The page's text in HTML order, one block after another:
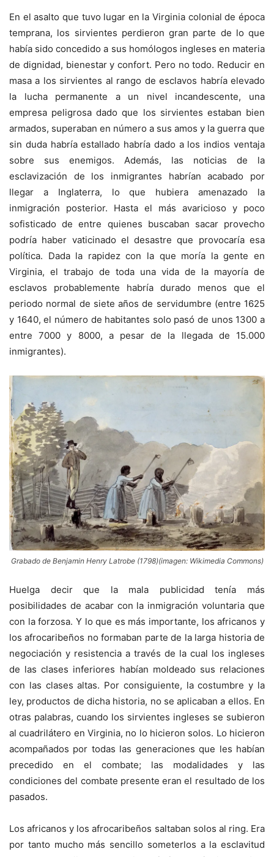
En el asalto que tuvo lugar en la Virginia colonial de época
temprana, los sirvientes perdieron gran parte de lo que
había sido concedido a sus homólogos ingleses en materia
de dignidad, bienestar y confort. Pero no todo. Reducir en
masa a los sirvientes al rango de esclavos habría elevado
la lucha permanente a un nivel incandescente, una
empresa peligrosa dado que los sirvientes estaban bien
armados, superaban en número a sus amos y la guerra que
sin duda habría estallado habría dado a los indios ventaja
sobre sus enemigos. Además, las noticias de la
esclavización de los inmigrantes habrían acabado por
llegar a Inglaterra, lo que hubiera amenazado la
inmigración posterior. Hasta el más avaricioso y poco
sofisticado de entre quienes buscaban sacar provecho
podría haber vaticinado el desastre que provocaría esa
política. Dada la rapidez con la que moría la gente en
Virginia, el trabajo de toda una vida de la mayoría de
esclavos probablemente habría durado menos que el
periodo normal de siete años de servidumbre (entre 1625
y 1640, el número de habitantes ­solo pasó de unos 1300 a
entre 7000 y 8000, a pesar de la llegada de 15.000
inmigrantes).
Grabado de Benjamin Henry Latrobe (1798)(imagen: Wikimedia Commons)
Huelga decir que la mala publicidad tenía más
posibilidades de acabar con la inmigración voluntaria que
con la forzosa. Y lo que es más importante, los africanos y
los afrocaribeños no formaban parte de la larga historia de
negociación y resistencia a través de la cual los ingleses
de las clases inferiores habían moldeado sus relaciones
con las clases altas. Por consiguiente, la costumbre y la
ley, productos de dicha historia, no se aplicaban a ellos. En
otras palabras, cuando los sirvientes ingleses se subieron
al cuadrilátero en Virginia, no lo hicieron solos. Lo hicieron
acompañados por todas las generaciones que les habían
precedido en el combate; las modalidades y las
condiciones del combate presente eran el resultado de los
pasados.
Los africanos y los afrocaribeños saltaban solos al ring. Era
por tanto mucho más sencillo someterlos a la esclavitud